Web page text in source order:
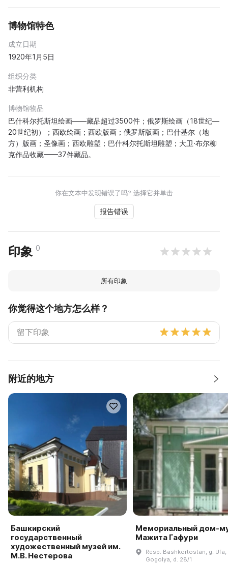
博物馆特色
成立日期
1920年1月5日
组织分类
非营利机构
博物馆物品
巴什科尔托斯坦绘画——藏品超过3500件；俄罗斯绘画（18世纪—
20世纪初）；西欧绘画；西欧版画；俄罗斯版画；巴什基尔（地
方）版画；圣像画；西欧雕塑；巴什科尔托斯坦雕塑；大卫·布尔柳
克作品收藏——37件藏品。
你在文本中发现错误了吗? 选择它并单击
报告错误
印象 0
所有印象
你觉得这个地方怎么样？
附近的地方
Башкирский
государственный
художественный музей им.
М.В. Нестерова
Мемориальный дом-
Мажита Гафури
Resp. Bashkortostan, g. Ufa,
Gogolya, d. 28/1